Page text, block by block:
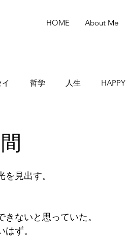
HOME About Me
哲学 人生 HAPPY
見出す。
ないと思っていた。
ず。